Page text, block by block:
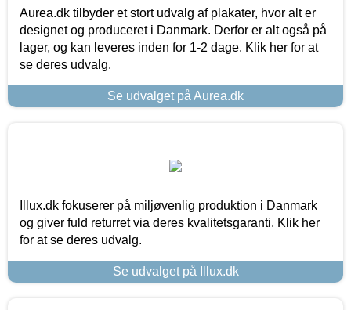
Aurea.dk tilbyder et stort udvalg af plakater, hvor alt er
designet og produceret i Danmark. Derfor er alt også på
lager, og kan leveres inden for 1-2 dage. Klik her for at
se deres udvalg.
Se udvalget på Aurea.dk
Illux.dk fokuserer på miljøvenlig produktion i Danmark
og giver fuld returret via deres kvalitetsgaranti. Klik her
for at se deres udvalg.
Se udvalget på Illux.dk